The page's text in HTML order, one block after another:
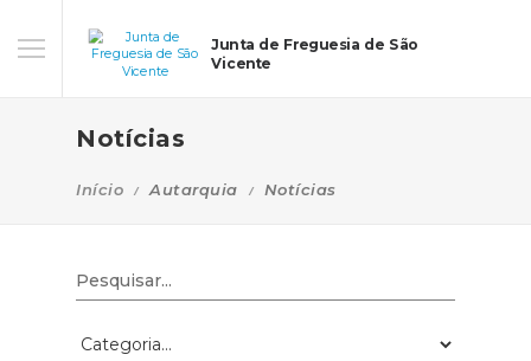
Junta de Freguesia de São
Vicente
Notícias
Início Autarquia Notícias